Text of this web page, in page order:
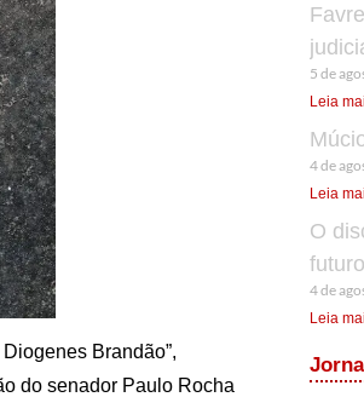
Brandão”,
do senador Paulo Rocha
5 de
Leia
4 de
Leia
O
futuro
4 de
Leia